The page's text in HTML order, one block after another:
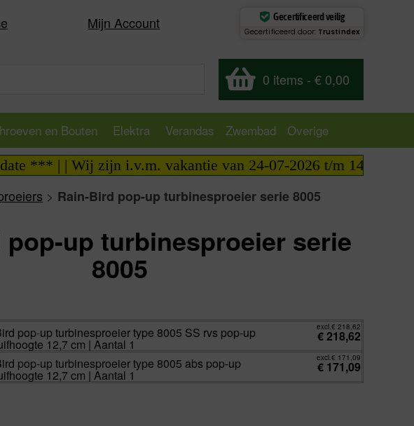
Mijn Account Gecertificeerd veilig
Gecertificeerd door: Trustindex
0 items - € 0,00
en Bouten Elektra Verandas Zwembad
Overige
| | Wij zijn i.v.m. vakantie van 24-07-2026 t/m 14-08-2026
> Rain-Bird pop-up turbinesproeier serie 8005
pop-up turbinesproeier serie
8005
pop-up turbinesproeier type 8005 SS rvs pop-up
12,7 cm | Aantal 1
excl.€ 218,62
€218,62
pop-up turbinesproeier type 8005 abs pop-up
12,7 cm | Aantal 1
excl.€ 171,09
€ 171,09